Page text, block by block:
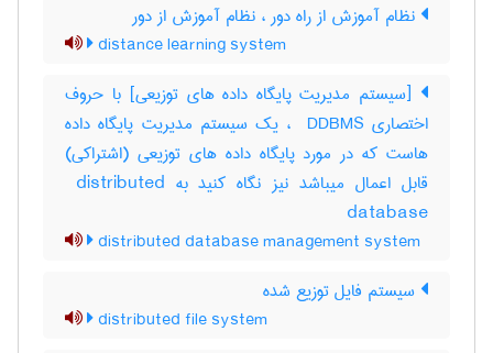
نظام آموزش از راه دور ، نظام آموزش از دور
distance learning system
[سیستم مدیریت پایگاه داده های توزیعی] با حروف
اختصاری ‎ DDBMS ، یک سیستم مدیریت پایگاه داده
هاست که در مورد پایگاه داده های توزیعی (اشتراکی)
قابل اعمال میباشد نیز نگاه کنید به ‎ distributed
database
distributed database management system
سیستم فایل توزیع شده
distributed file system